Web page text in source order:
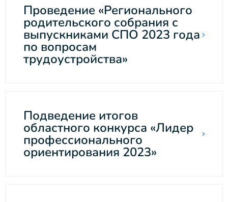
Проведение «Регионального
родительского собрания с
выпускниками СПО 2023 года
по вопросам
трудоустройства»
Подведение итогов
областного конкурса «Лидер
профессионального
ориентирования 2023»